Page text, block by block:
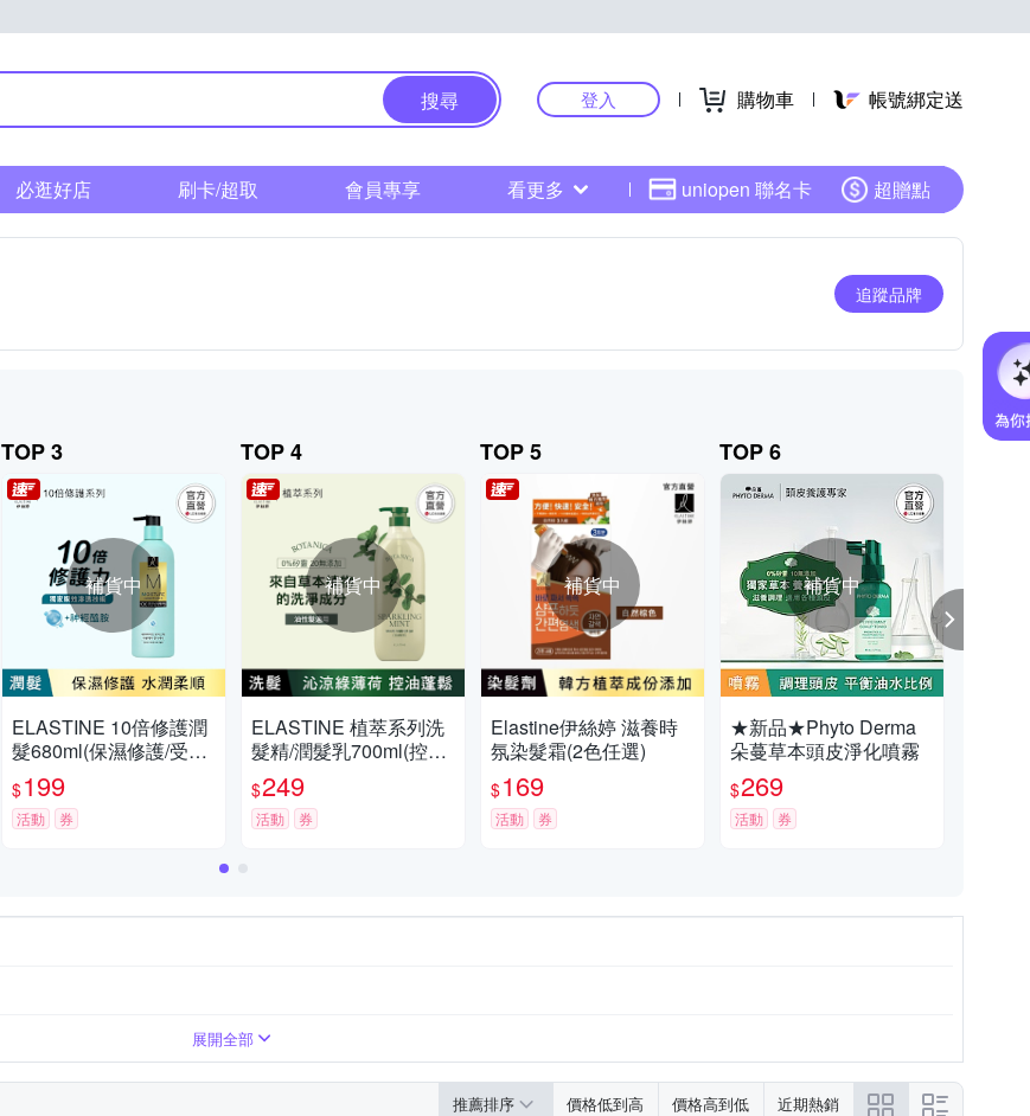
搜尋 登入 購物車 帳號綁定送
必逛好店 刷卡/超取 會員專享 看更多 uniopen 聯名卡 超贈點
追蹤品牌
TOP 3
補貨中
ELASTINE 10倍修護潤
髮680ml(保濕修護/受損
修護/彈力修護)
$199
活動 券
TOP 4
補貨中
ELASTINE 植萃系列洗
髮精/潤髮乳700ml(控油
綠薄荷/舒緩迷迭香/淨化
迷香)
$249
活動 券
TOP 5
補貨中
Elastine伊絲婷 滋養時
氛染髮霜(2色任選)
$169
活動 券
TOP 6
補貨中
★新品★Phyto Derma
朵蔓草本頭皮淨化噴霧
$269
活動 券
請參照商品介紹
展開全部
推薦排序 價格低到高 價格高到低 近期熱銷